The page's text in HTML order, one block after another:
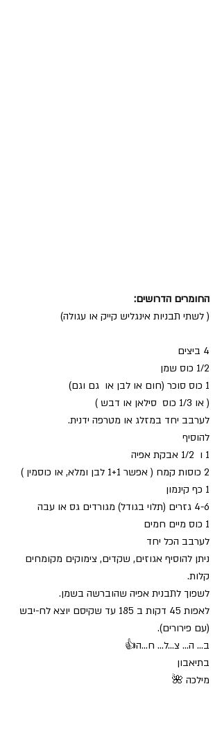
החומרים הדרושים:
( לשתי תבניות אינגליש קייק או עגולה)
4 ביצים
1/2 כוס שמן
1 כוס סוכר (חום או לבן או  גם וגם)
( או 1/3 כוס  סילאן או דבש )
לערבב יחד במזלג או מטרפה ידנית.
להוסיף
1 ו  1/2 אבקת אפיה
2 כוסות קמח ( אפשר 1+1 לבן ומלא, או כוסמין )
1 כף קינמון
4-6 גזרים (תלוי בגודל) מגורדים גס או עבה
1 כוס מיים חמים
לערבב הכל יחד
ניתן להוסיף אגוזים, שקדים, צימוקים מקומחים
קלות.
לשפוך לתבנית אפיה שהוברשה בשמן.
לאפות 45 דקות ב 185 עד שקיסם יוצא לח-יבש
(עם פירורים).
ב... ה... צ...ל... ח...ה👍
בתיאבון
מילכה 🌺